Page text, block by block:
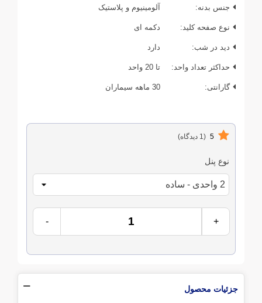
جنس بدنه: آلومینیوم و پلاستیک
نوع صفحه کلید: دکمه ای
دید در شب: دارد
حداکثر تعداد واحد: تا 20 واحد
گارانتی: 30 ماهه سیماران
5 (1 دیدگاه)
نوع پنل
- +
جزئیات محصول